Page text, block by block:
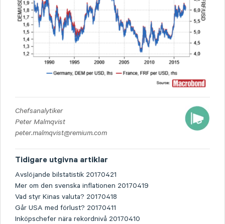
Chefsanalytiker
Peter Malmqvist
peter.malmqvist@remium.com
Tidigare utgivna artiklar
Avslöjande bilstatistik 20170421
Mer om den svenska inflationen 20170419
Vad styr Kinas valuta? 20170418
Går USA med förlust? 20170411
Inköpschefer nära rekordnivå 20170410